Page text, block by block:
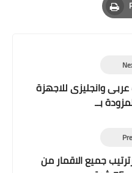
وانجليزى للاجهزة
متحرك 30 قمرترتيب جميع الاقمار من